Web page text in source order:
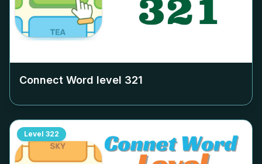
Connect Word level 321
Level 322